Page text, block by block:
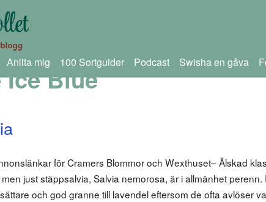
Anlita mig 100 Sortguider Podcast Swisha en gåva
Ice Blue
för Cramers Blommor och Wexthuset– Älskad
just stäppsalvia, Salvia nemorosa, är i allmänhet perenn.
och god granne till lavendel eftersom de ofta avlöser